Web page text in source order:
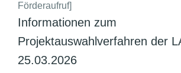
Förderaufruf]
Informationen zum
Projektauswahlverfahren der
25.03.2026